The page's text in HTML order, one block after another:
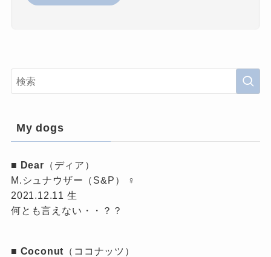
My dogs
■ Dear （ディア）
M.シュナウザー（S&P） ♀
2021.12.11 生
何とも言えない・・？？
■ Coconut （ココナッツ）